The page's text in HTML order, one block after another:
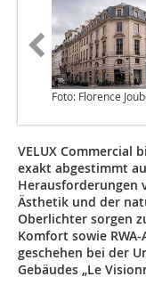
Foto: Florence
VELUX Commercial
exakt abgestimmt
Herausforderungen
Ästhetik und der
Oberlichter sorgen
Komfort sowie
geschehen bei der
Gebäudes „Le